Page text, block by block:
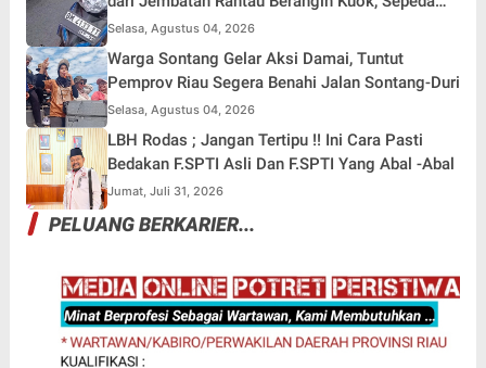
Motor Ditinggal di Lokasi
Selasa, Agustus 04, 2026
Warga Sontang Gelar Aksi Damai, Tuntut
Pemprov Riau Segera Benahi Jalan Sontang-Duri
Selasa, Agustus 04, 2026
LBH Rodas ; Jangan Tertipu !! Ini Cara Pasti
Bedakan F.SPTI Asli Dan F.SPTI Yang Abal -Abal
Jumat, Juli 31, 2026
PELUANG BERKARIER...